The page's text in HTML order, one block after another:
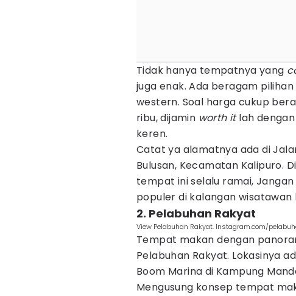
Tidak hanya tempatnya yang
juga enak. Ada beragam
western. Soal harga cukup
ribu, dijamin worth itlah
keren.
Catat ya alamatnya ada di
Bulusan, Kecamatan Kalipuro.
tempat ini selalu ramai,
populer di kalangan
2. Pelabuhan Rakyat
View Pelabuhan Rakyat. Instagram.com/
Tempat makan dengan
Pelabuhan Rakyat. Lokasinya
Boom Marina di Kampung
Mengusung konsep tempat